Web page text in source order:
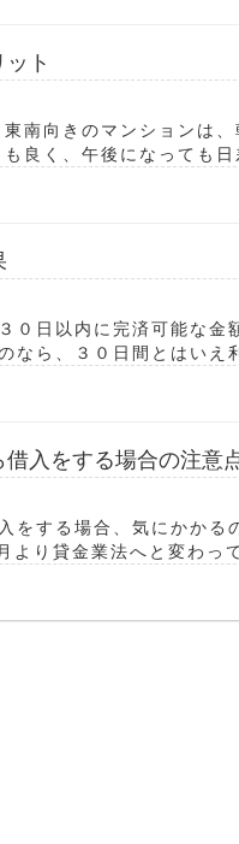
ト
南向きのマンションは
良く、午後になっても日
０日以内に完済可能な金
なら、３０日間とはいえ
入をする場合の注意
をする場合、気にかかる
より貸金業法へと変わっ